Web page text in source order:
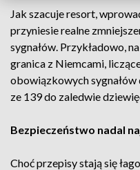
Jak szacuje resort,
przyniesie realne
sygnałów. Przykładowo,
granica z Niemcami,
obowiązkowych
ze 139 do zaledwie
Bezpieczeństwo nadal
Choć przepisy stają się